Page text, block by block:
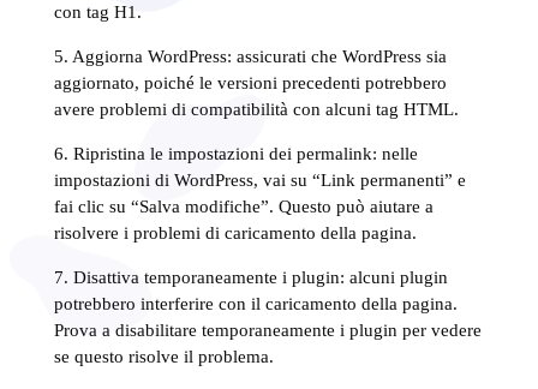
con tag H1.
5. Aggiorna WordPress: assicurati che WordPress sia
aggiornato, poiché le versioni precedenti potrebbero
avere problemi di compatibilità con alcuni tag HTML.
6. Ripristina le impostazioni dei permalink: nelle
impostazioni di WordPress, vai su “Link permanenti” e
fai clic su “Salva modifiche”. Questo può aiutare a
risolvere i problemi di caricamento della pagina.
7. Disattiva temporaneamente i plugin: alcuni plugin
potrebbero interferire con il caricamento della pagina.
Prova a disabilitare temporaneamente i plugin per vedere
se questo risolve il problema.